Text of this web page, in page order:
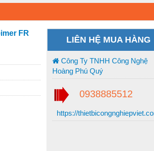
FR
LIÊN HỆ MUA HÀNG
Công Ty TNHH Công Nghệ
Hoàng Phú Quý
0938885512
https://